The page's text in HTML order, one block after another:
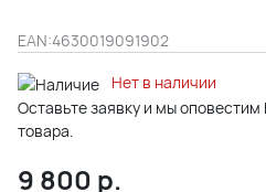
EAN:4630019091902
Нет в наличии
Оставьте заявку и мы
товара.
9 800 р.